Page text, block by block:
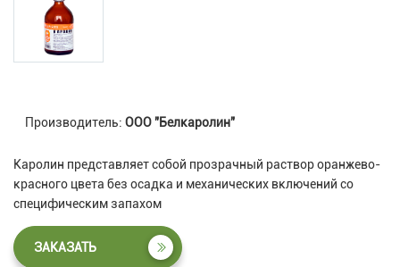
Производитель: ООО "Белкаролин"
Каролин представляет собой прозрачный раствор оранжево-
красного цвета без осадка и механических включений со
специфическим запахом
ЗАКАЗАТЬ